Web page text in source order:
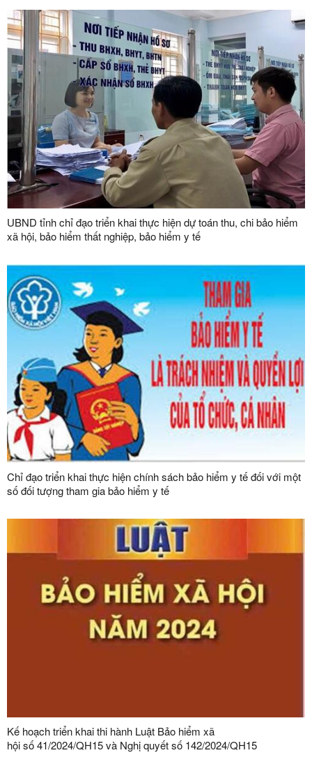
UBND tỉnh chỉ đạo triển khai thực hiện dự toán thu, chi bảo hiểm
xã hội, bảo hiểm thất nghiệp, bảo hiểm y tế
Chỉ đạo triển khai thực hiện chính sách bảo hiểm y tế đối với một
số đối tượng tham gia bảo hiểm y tế
Kế hoạch triển khai thi hành Luật Bảo hiểm xã
hội số 41/2024/QH15 và Nghị quyết số 142/2024/QH15